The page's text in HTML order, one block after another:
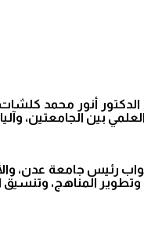
بين الجامعتين،
رئيس جامعة عدن،
المناهج، وتنسيق